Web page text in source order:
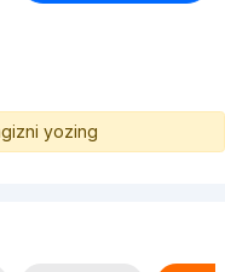
yozing